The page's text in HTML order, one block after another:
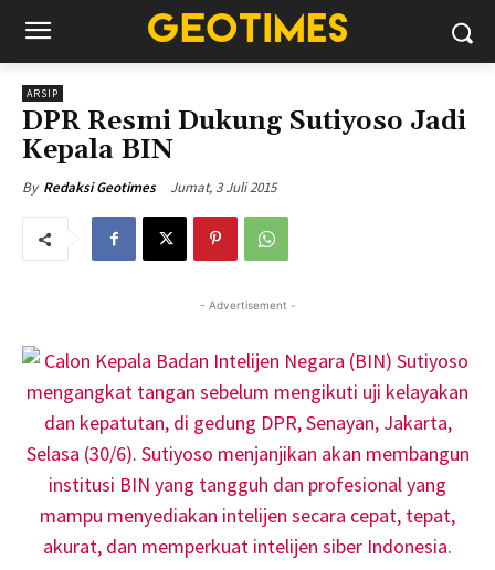
ARSIP
DPR Resmi Dukung Sutiyoso Jadi
Kepala BIN
By Redaksi Geotimes Jumat, 3 Juli 2015
- Advertisement -